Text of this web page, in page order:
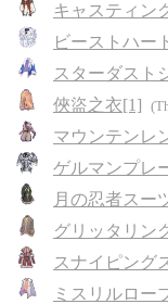
キャスティン
ビーストハー
スターダスト
俠盜之衣[1]
マウンテンレ
ゲルマンプレ
月の忍者スー
グリッタリン
スナイピング
ミスリルロー